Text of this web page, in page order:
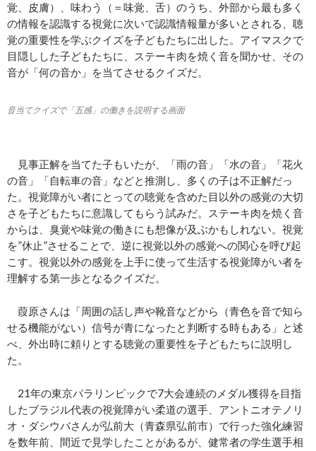
覚、皮膚）、味わう（＝味覚、舌）のうち、外部から最も多く
の情報を認識する視覚に次いで認識情報量が多いとされる、聴
覚の重要性を学ぶクイズを子どもたちに出した。アイマスクで
目隠しした子どもたちに、ステーキ肉を焼く音を聞かせ、その
音が「何の音か」を当てさせるクイズだ。
音当てクイズで「五感」の働きを説明する画面
見事正解を当てた子もいたが、「雨の音」「水の音」「花火
の音」「自転車の音」などと推測し、多くの子は不正解だっ
た。視覚障がい者にとっての聴覚を含めた目以外の感覚の大切
さを子どもたちに意識してもらう試みだ。ステーキ肉を焼く音
からは、臭覚や味覚の働きにも想像が及ぶかもしれない。視覚
を”休止”させることで、逆に視覚以外の感覚への関心を呼び起
こす。視覚以外の感覚を上手に使って生活する視覚障がい者を
理解する第一歩となるクイズだ。
葭原さんは「周囲の話し声や靴音などから（青色を音で知ら
せる機能がない）信号が青になったと判断する時もある」と述
べ、外出時に頼りとする聴覚の重要性を子どもたちに説明し
た。
21年の東京パラリンピックで7大会連続のメダル獲得を目指
したブラジル代表の視覚障がい柔道の選手、アントニオテノリ
オ・ダシウバさんが弘前大（青森県弘前市）で行った強化練習
を数年前、間近で見学したことがあるが、健常者の学生選手相